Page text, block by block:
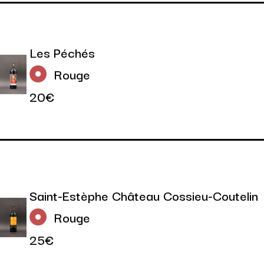
Les Péchés
Rouge
20€
Saint-Estèphe Château Cossieu-Coutelin
Rouge
25€